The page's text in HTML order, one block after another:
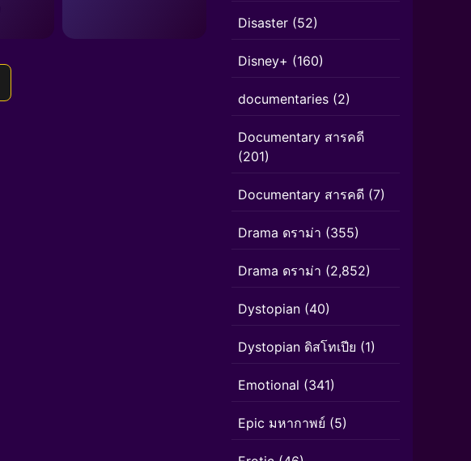
Disaster (52)
Disney+ (160)
documentaries (2)
Documentary สารคดี
(201)
Documentary สารคดี (7)
Drama ดราม่า (355)
Drama ดราม่า (2,852)
Dystopian (40)
Dystopian ดิสโทเปีย (1)
Emotional (341)
Epic มหากาพย์ (5)